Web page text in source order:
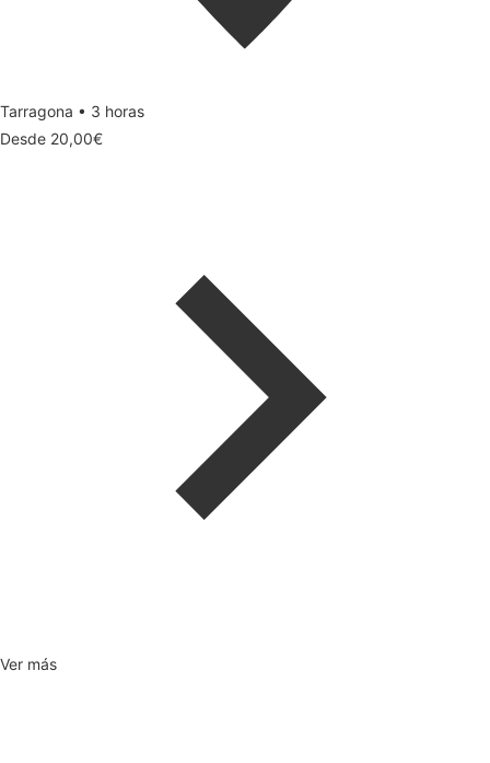
Tarragona • 3 horas
Desde 20,00€
Ver más